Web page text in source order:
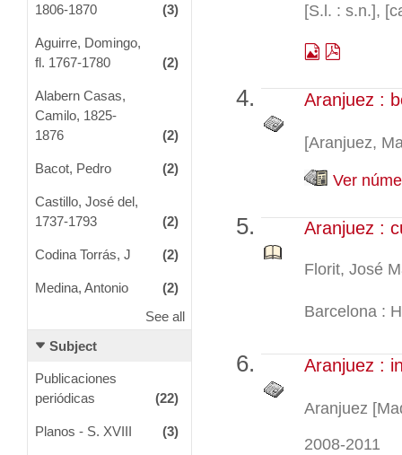
1806-1870
(3)
Aguirre, Domingo,
fl. 1767-1780
(2)
Alabern Casas,
Camilo, 1825-
1876
(2)
Bacot, Pedro (2)
Castillo, José del,
1737-1793
(2)
Codina Torrás, J (2)
Medina, Antonio
(2)
See all
Subject
Publicaciones
periódicas
(22)
Planos - S. XVIII (3)
[S.l. : s.n.],
Aranjuez :
[Aranjuez,
Ver
Aranjuez :
Florit, José
Barcelona :
Aranjuez :
Aranjuez
2008-2011